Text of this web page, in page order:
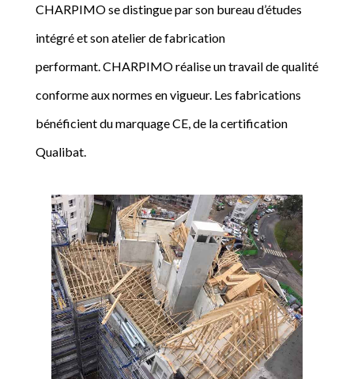
CHARPIMO se distingue par son bureau d’études
intégré et son atelier de fabrication
performant. CHARPIMO réalise un travail de qualité
conforme aux normes en vigueur. Les fabrications
bénéficient du marquage CE, de la certification
Qualibat.